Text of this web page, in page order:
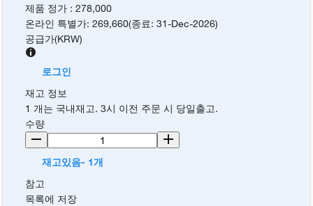
제품 정가 :278,000
온라인 특별가:269,660(종료:31-Dec-2026)
공급가(KRW)
로그인
재고 정보
1 개는 국내재고. 3시 이전 주문 시 당일출고.
수량
재고있음- 1개
참고
목록에 저장